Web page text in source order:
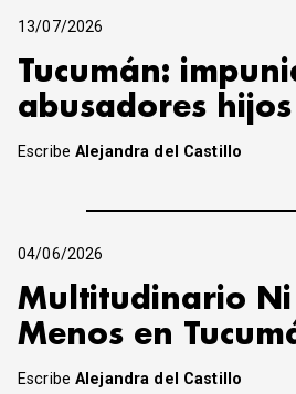
13/07/2026
Tucumán:
abusadores
EscribeAlejandra del Castillo
04/06/2026
Multitudinario Ni
Menos en
EscribeAlejandra del Castillo